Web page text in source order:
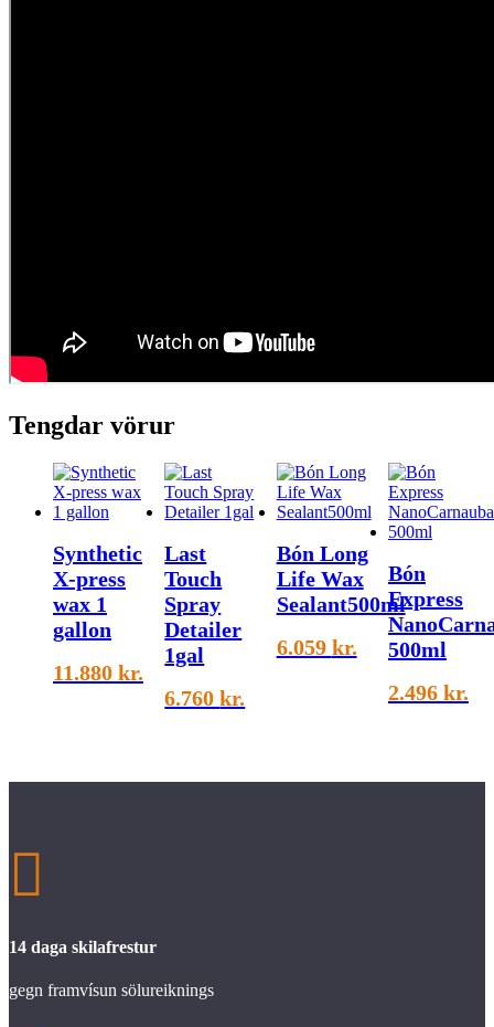
Tengdar vörur
Synthetic
X-press
wax 1
gallon
11.880 kr.
Last
Touch
Spray
Detailer
1gal
6.760kr.
Bón Long
Life Wax
Sealant500ml
6.059 kr.
Bón
Express
500ml
2.496 kr.

14 daga skilafrestur
gegn framvísun sölureiknings